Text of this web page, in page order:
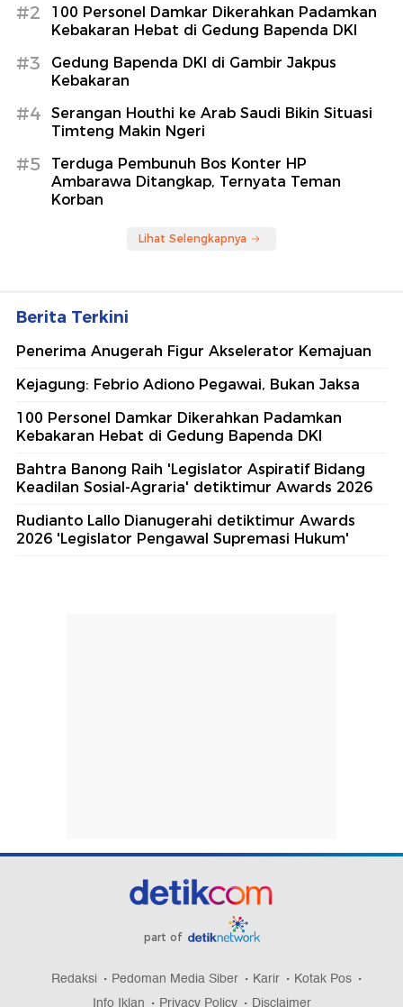
#2
100 Personel Damkar Dikerahkan Padamkan
Kebakaran Hebat di Gedung Bapenda DKI
#3
Gedung Bapenda DKI di Gambir Jakpus
Kebakaran
#4
Serangan Houthi ke Arab Saudi Bikin Situasi
Timteng Makin Ngeri
#5
Terduga Pembunuh Bos Konter HP
Ambarawa Ditangkap, Ternyata Teman
Korban
Lihat Selengkapnya
Berita Terkini
Penerima Anugerah Figur Akselerator Kemajuan
Kejagung: Febrio Adiono Pegawai, Bukan Jaksa
100 Personel Damkar Dikerahkan Padamkan
Kebakaran Hebat di Gedung Bapenda DKI
Bahtra Banong Raih 'Legislator Aspiratif Bidang
Keadilan Sosial-Agraria' detiktimur Awards 2026
Rudianto Lallo Dianugerahi detiktimur Awards
2026 'Legislator Pengawal Supremasi Hukum'
part of
Redaksi Pedoman Media Siber Karir
Kotak Pos
Info Iklan
Privacy Policy Disclaimer